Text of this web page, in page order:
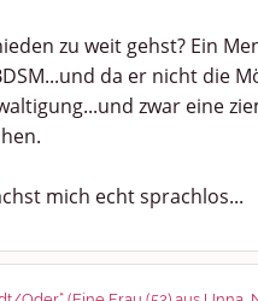
zu weit gehst? Ein
da er nicht die
zwar eine
mich echt sprachlos...